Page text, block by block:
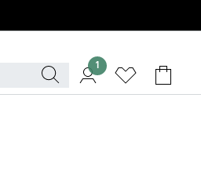
1